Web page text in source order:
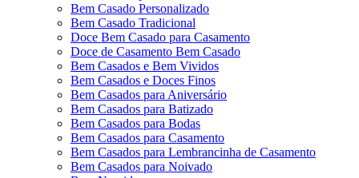
Bem Casado Personalizado
Bem Casado Tradicional
Doce Bem Casado para Casamento
Doce de Casamento Bem Casado
Bem Casados e Bem Vividos
Bem Casados e Doces Finos
Bem Casados para Aniversário
Bem Casados para Batizado
Bem Casados para Bodas
Bem Casados para Casamento
Bem Casados para Lembrancinha de Casamento
Bem Casados para Noivado